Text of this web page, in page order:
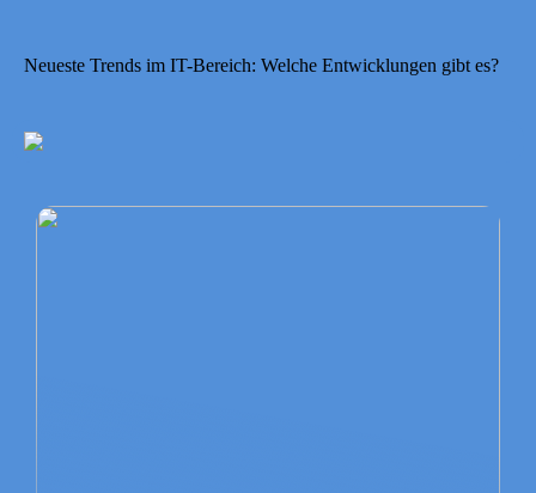
Neueste Trends im IT-Bereich: Welche Entwicklungen gibt es?